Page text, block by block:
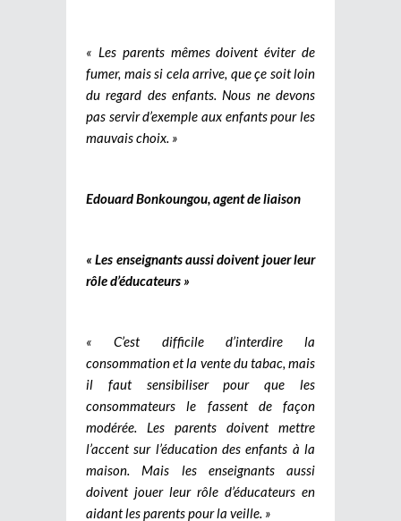
« Les parents mêmes doivent éviter de
fumer, mais si cela arrive, que çe soit loin
du regard des enfants. Nous ne devons
pas servir d’exemple aux enfants pour les
mauvais choix. »
Edouard Bonkoungou, agent de liaison
« Les enseignants aussi doivent jouer leur
rôle d’éducateurs »
« C’est difficile d’interdire la
consommation et la vente du tabac, mais
il faut sensibiliser pour que les
consommateurs le fassent de façon
modérée. Les parents doivent mettre
l’accent sur l’éducation des enfants à la
maison. Mais les enseignants aussi
doivent jouer leur rôle d’éducateurs en
aidant les parents pour la veille. »